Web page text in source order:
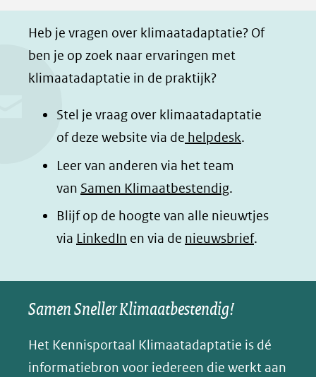
a
b
o
o
(opent
in
nieuw
venster)
naar
een
website)
i
d
I
(opent
in
nieuw
venster)
naar
een
website)
h
t
a
p
(opent
in
nieuw
venster)
naar
een
website)
n
d
l
e
o
p
B
l
e
s
y
(opent
Heb je vragen over klimaatadaptatie? Of
ben je op zoek naar ervaringen met
klimaatadaptatie in de praktijk?
Stel je vraag over klimaatadaptatie
of deze website via de helpdesk.
Leer van anderen via het team
van Samen Klimaatbestendig.
Blijf op de hoogte van alle nieuwtjes
via LinkedIn (opent
nieuw
venster)
naar
een
en via de nieuwsbrief.
Samen Sneller Klimaatbestendig!
Het Kennisportaal Klimaatadaptatie is dé
informatiebron voor iedereen die werkt aan